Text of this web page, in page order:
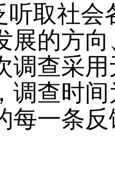
听取社会
展的方
调查采
调查时间
每一条